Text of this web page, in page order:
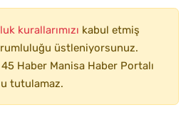
kurallarımızı kabul etmiş
üstleniyorsunuz.
Haber Manisa Haber Portalı
tutulamaz.